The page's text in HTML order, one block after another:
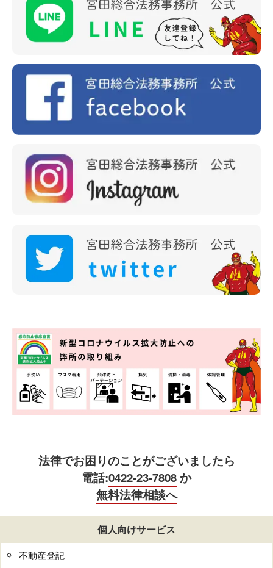
法律でお困りのことがございましたら
電話:0422-23-7808か
無料法律相談へ
個人向けサービス
不動産登記